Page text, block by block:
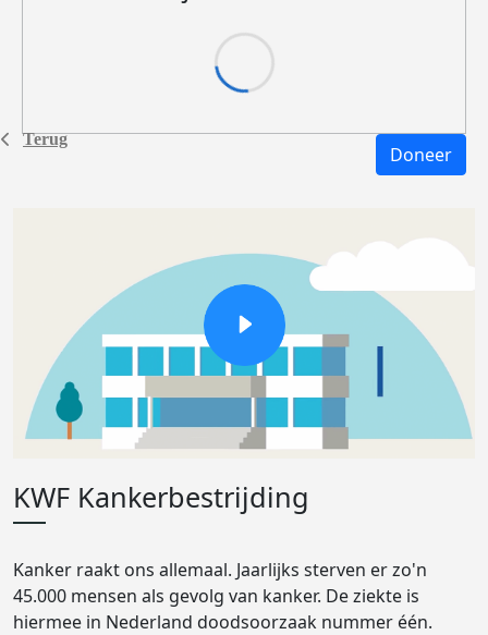
Terug
Doneer
KWF Kankerbestrijding
Kanker raakt ons allemaal. Jaarlijks sterven er zo'n
45.000 mensen als gevolg van kanker. De ziekte is
hiermee in Nederland doodsoorzaak nummer één.